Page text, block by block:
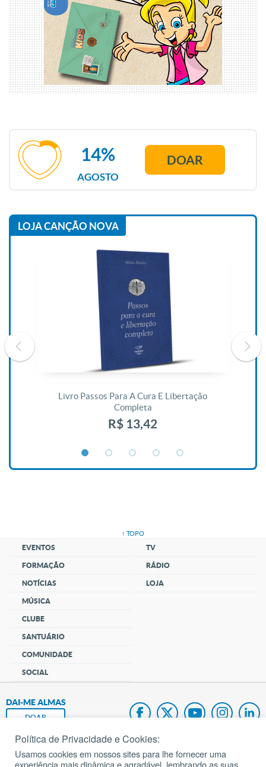
AGOSTO
14% DOAR
LOJA CANÇÃO NOVA
Livro Passos Para A Cura E Libertação
Completa
R$ 13,42
↑ TOPO
EVENTOS
FORMAÇÃO
NOTÍCIAS
MÚSICA
CLUBE
SANTUÁRIO
COMUNIDADE
SOCIAL
TV
RÁDIO
LOJA
DAI-ME ALMAS
DOAR
Fundação João Paulo II
Política de Privacidade e Cookies:
Usamos cookies em nossos sites para lhe fornecer uma
experiência mais dinâmica e agradável, lembrando as suas